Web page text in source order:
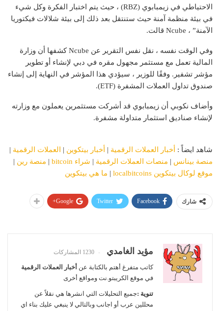
الاحتياطي في زيمبابوي (RBZ) ، حيث يتم اختبار الفكرة وكل شيء
في بيئة منظمة آمنة حيث ستنتقل بعد ذلك إلى بيئة شلالات فيكتوريا
الآمنة” ، Ncube قالت.
وفي الوقت نفسه ، نقل نفس التقرير عن Ncube كشفها أن وزارة
المالية تعمل مع مستثمر مجهول مقره في دبي لإنشاء أو تطوير
مؤشر تشفير. وفقًا للوزير ، سيؤدي هذا المؤشر في النهاية إلى إنشاء
صندوق تداول العملات المشفرة (ETF).
وأضاف نكوبي أن زيمبابوي قد أشركت مستثمرين يعملون مع وزارته
لإنشاء صناديق استثمار متداولة مشفرة.
شاهد ايضاً : أخبار العملات الرقمية | أخبار بيتكوين | العملات الرقمية |
منصة بينانس | منصات العملات الرقمية | شراء bitcoin | منصة رين |
موقع لوكال بيتكوين localbitcoins
| ما هي بيتكوين
شارك Facebook
Twitter
Google+
مؤيد الغامدي 1230 المشاركات
كاتب متفرغ أهتم بالكتابة عن أخبار العملات الرقمية
في موقع الكريبتو.نت ومواقع أخرى
تنوية :جميع التحليلات التي انشرها هي نقلاً عن
محللين عرب أو اجانب وبالتالي لا ينبغي عليك بناء اي